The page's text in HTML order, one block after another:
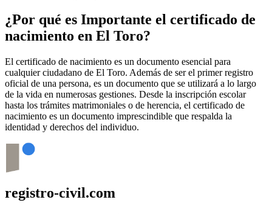
¿Por qué es Importante el certificado de
nacimiento en El Toro?
El certificado de nacimiento es un documento esencial para
cualquier ciudadano de El Toro. Además de ser el primer registro
oficial de una persona, es un documento que se utilizará a lo largo
de la vida en numerosas gestiones. Desde la inscripción escolar
hasta los trámites matrimoniales o de herencia, el certificado de
nacimiento es un documento imprescindible que respalda la
identidad y derechos del individuo.
registro-civil.com